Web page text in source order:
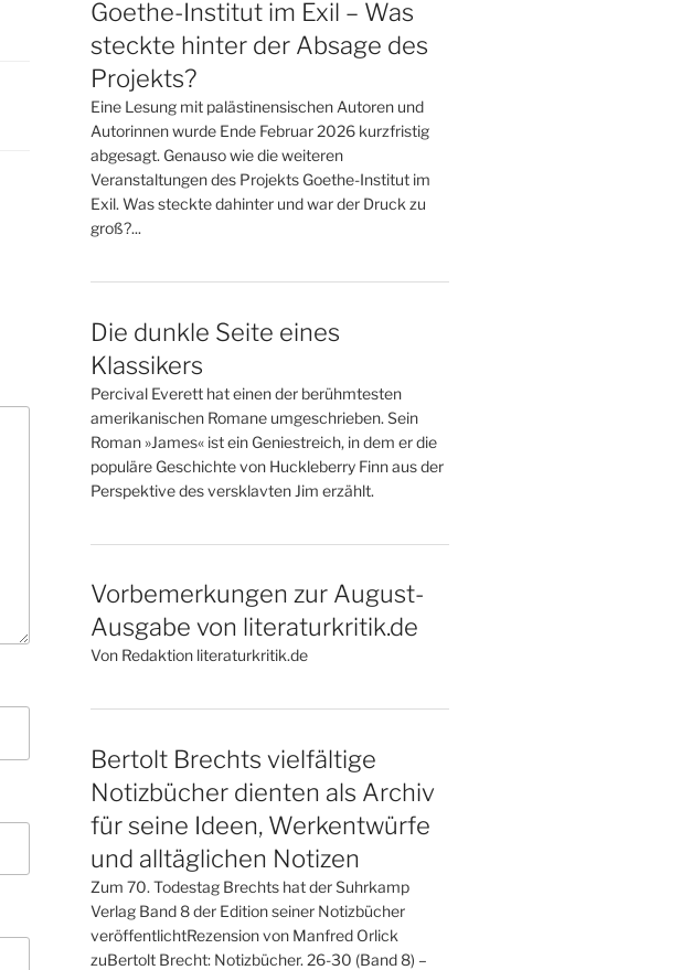
Goethe-Institut im Exil – Was
steckte hinter der Absage des
Projekts?
Eine Lesung mit palästinensischen Autoren und
Autorinnen wurde Ende Februar 2026 kurzfristig
abgesagt. Genauso wie die weiteren
Veranstaltungen des Projekts Goethe-Institut im
Exil. Was steckte dahinter und war der Druck zu
groß?...
Die dunkle Seite eines
Klassikers
Percival Everett hat einen der berühmtesten
amerikanischen Romane umgeschrieben. Sein
Roman »James« ist ein Geniestreich, in dem er die
populäre Geschichte von Huckleberry Finn aus der
Perspektive des versklavten Jim erzählt.
Vorbemerkungen zur August-
Ausgabe von literaturkritik.de
Von Redaktion literaturkritik.de
Bertolt Brechts vielfältige
Notizbücher dienten als Archiv
für seine Ideen, Werkentwürfe
und alltäglichen Notizen
Zum 70. Todestag Brechts hat der Suhrkamp
Verlag Band 8 der Edition seiner Notizbücher
veröffentlichtRezension von Manfred Orlick
zuBertolt Brecht: Notizbücher. 26-30 (Band 8) –